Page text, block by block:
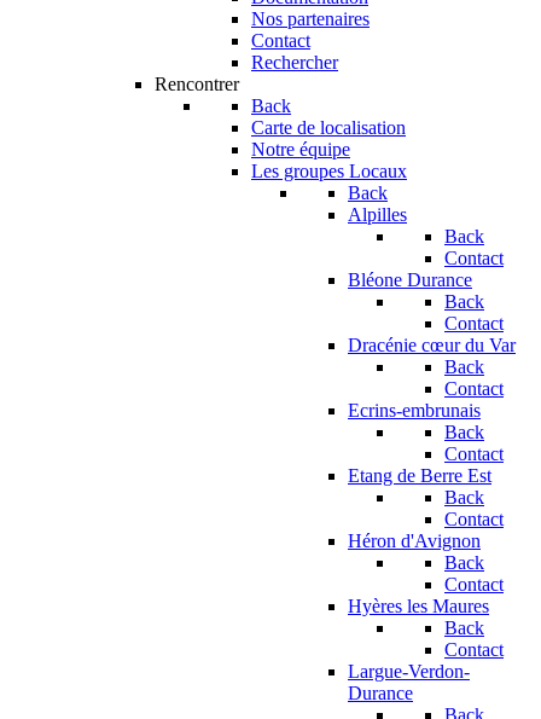
Nos partenaires
Contact
Rechercher
Rencontrer
Back
Carte de localisation
Notre équipe
Les groupes Locaux
Back
Alpilles
Back
Contact
Bléone Durance
Back
Contact
Dracénie cœur du Var
Back
Contact
Ecrins-embrunais
Back
Contact
Etang de Berre Est
Back
Contact
Héron d'Avignon
Back
Contact
Hyères les Maures
Back
Contact
Largue-Verdon-
Durance
Back